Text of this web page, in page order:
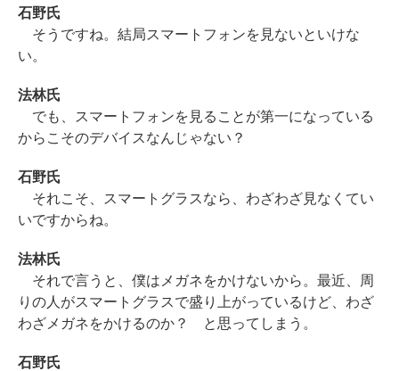
石野氏
そうですね。結局スマートフォンを見ないといけな
い。
法林氏
でも、スマートフォンを見ることが第一になっている
からこそのデバイスなんじゃない？
石野氏
それこそ、スマートグラスなら、わざわざ見なくてい
いですからね。
法林氏
それで言うと、僕はメガネをかけないから。最近、周
りの人がスマートグラスで盛り上がっているけど、わざ
わざメガネをかけるのか？ と思ってしまう。
石野氏